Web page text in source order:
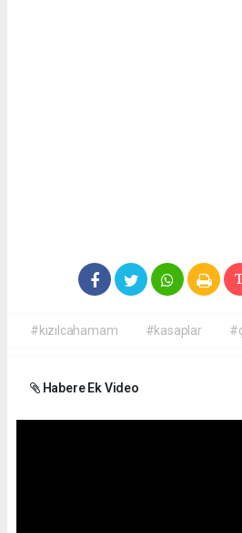
#kızılcahamam #kasaplar
Habere Ek Video